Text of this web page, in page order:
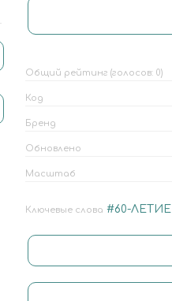
Общий рейтинг (голосов: 0)
Код
Бренд
Обновлено
Масштаб
Ключевые слова #60-ЛЕТИЕ